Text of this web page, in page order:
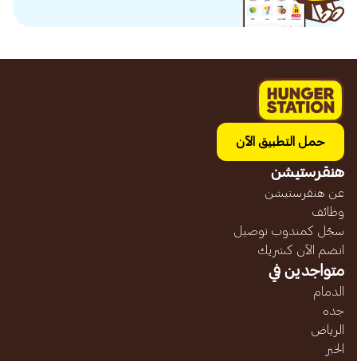
حمل التطبيق الآن
هنقرستيشن
عن هنقرستيشن
وظائف
سجّل كمندوب توصيل
انضم الآن كشريك
متواجدين في
الدمام
جده
الرياض
الخبر